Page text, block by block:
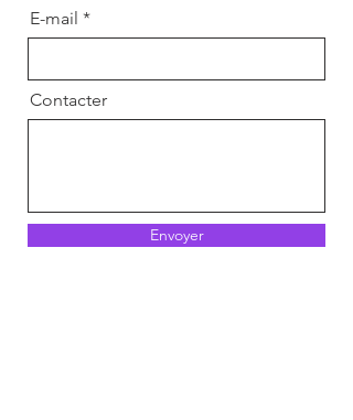
E-mail
Contacter
Envoyer